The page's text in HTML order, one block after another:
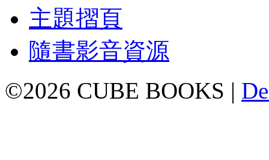
主題摺頁
隨書影音資源
©2026 CUBE BOOKS |